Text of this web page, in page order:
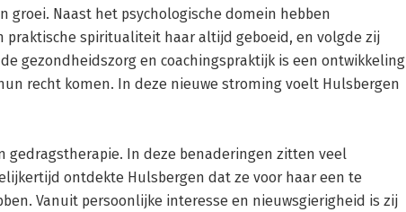
groei. Naast het psychologische domein hebben
praktische spiritualiteit haar altijd geboeid, en volgde zij
gezondheidszorg en coachingspraktijk is een ontwikkeling
recht komen. In deze nieuwe stroming voelt Hulsbergen
ontdekte Hulsbergen dat ze voor haar een te
Vanuit persoonlijke interesse en nieuwsgierigheid is zij